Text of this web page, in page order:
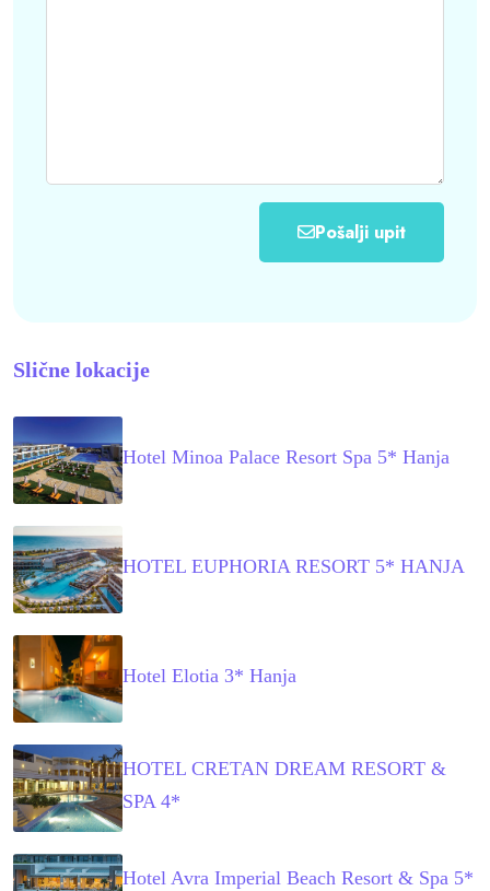
Pošalji upit
Slične lokacije
Hotel Minoa Palace Resort Spa 5* Hanja
HOTEL EUPHORIA RESORT 5* HANJA
Hotel Elotia 3* Hanja
HOTEL CRETAN DREAM RESORT &
SPA 4*
Hotel Avra Imperial Beach Resort & Spa 5*